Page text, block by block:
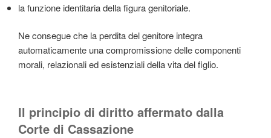
la funzione identitaria della figura genitoriale.
Ne consegue che la perdita del genitore integra
automaticamente una compromissione delle componenti
morali, relazionali ed esistenziali della vita del figlio.
Il principio di diritto affermato dalla
Corte di Cassazione